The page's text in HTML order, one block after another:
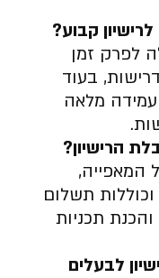
קבוע?
לפרק זמן
בעוד
עמידה מלאה
הרישיון?
המאפייה,
תשלום
תכניות
לבעלים